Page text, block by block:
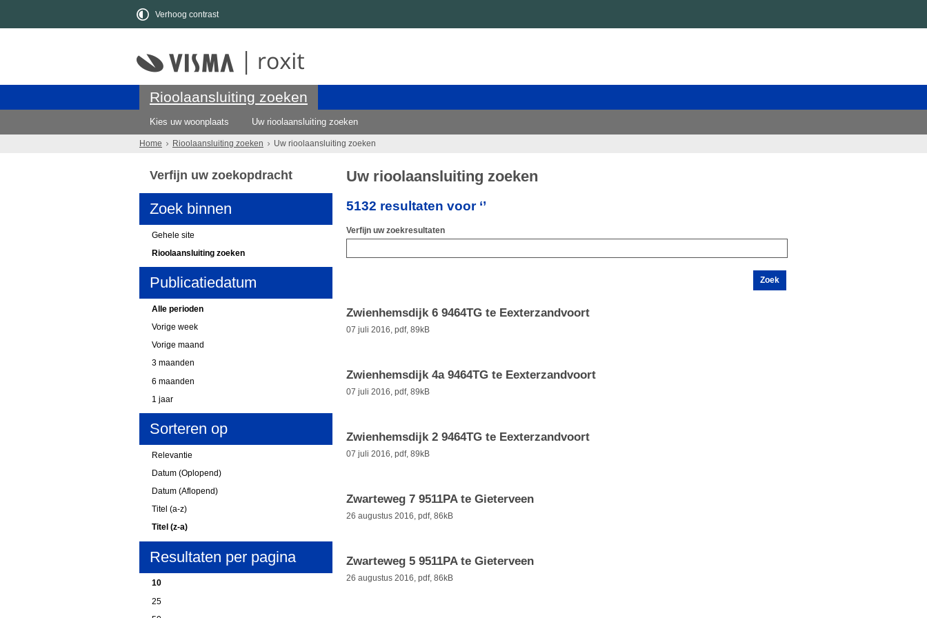
Verhoog contrast
Rioolaansluiting zoeken
Kies uw woonplaats Uw rioolaansluiting zoeken
Home Rioolaansluiting zoeken Uw rioolaansluiting zoeken
Uw rioolaansluiting zoeken
5132 resultaten voor ‘’
Verfijn uw zoekresultaten
Zwienhemsdijk 6 9464TG te Eexterzandvoort
07 juli 2016, pdf, 89kB
Zwienhemsdijk 4a 9464TG te Eexterzandvoort
07 juli 2016, pdf, 89kB
Zwienhemsdijk 2 9464TG te Eexterzandvoort
07 juli 2016, pdf, 89kB
Zwarteweg 7 9511PA te Gieterveen
26 augustus 2016, pdf, 86kB
Zwarteweg 5 9511PA te Gieterveen
26 augustus 2016, pdf, 86kB
Verfijn uw zoekopdracht
Zoek binnen
Gehele site
Rioolaansluiting zoeken
Publicatiedatum
Alle perioden
Vorige week
Vorige maand
3 maanden
6 maanden
1 jaar
Sorteren op
Relevantie
Datum (Oplopend)
Datum (Aflopend)
Titel (a-z)
Titel (z-a)
Resultaten per pagina
10
25